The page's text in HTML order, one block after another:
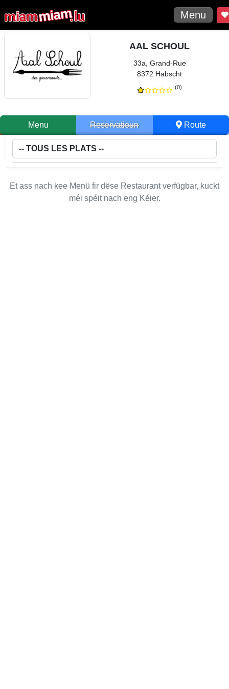
Menu
AAL SCHOUL
33a, Grand-Rue
8372 Habscht
(0)
Menu Reservatioun Route
Et ass nach kee Menü fir dëse Restaurant verfügbar, kuckt
méi spéit nach eng Kéier.